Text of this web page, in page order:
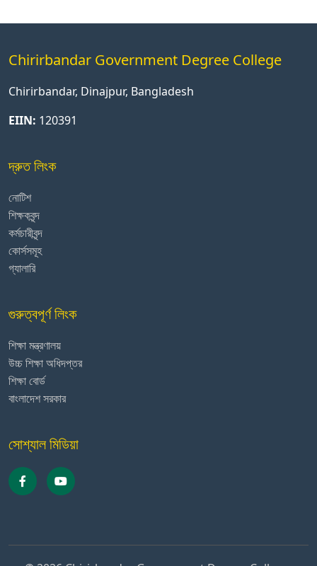
Chirirbandar Government Degree College
Chirirbandar, Dinajpur, Bangladesh
EIIN: 120391
দ্রুত লিংক
নোটিশ
শিক্ষকবৃন্দ
কর্মচারীবৃন্দ
কোর্সসমূহ
গ্যালারি
গুরুত্বপূর্ণ লিংক
শিক্ষা মন্ত্রণালয়
উচ্চ শিক্ষা অধিদপ্তর
শিক্ষা বোর্ড
বাংলাদেশ সরকার
সোশ্যাল মিডিয়া